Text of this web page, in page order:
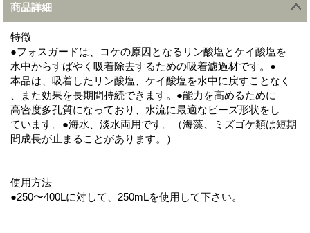
商品詳細
特徴
●フォスガードは、コケの原因となるリン酸塩とケイ酸塩を
水中からすばやく吸着除去するための吸着濾過材です。●
本品は、吸着したリン酸塩、ケイ酸塩を水中に戻すことなく
、また効果を長期間持続できます。●能力を高めるために
高密度多孔質になっており、水流に最適なビーズ形状をし
ています。●海水、淡水両用です。（海藻、ミズゴケ類は短期
間成長が止まることがあります。）
使用方法
●250〜400Lに対して、250mLを使用して下さい。